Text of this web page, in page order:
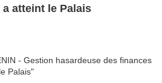
atteint le Palais